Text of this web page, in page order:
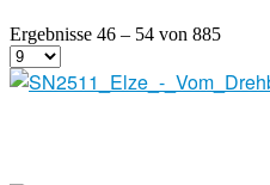
Ergebnisse 46 – 54 von 885